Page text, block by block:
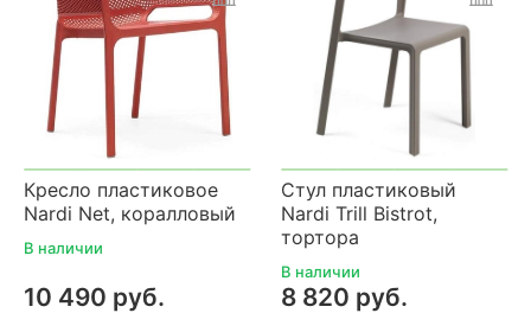
Кресло пластиковое
Nardi Net, коралловый
В наличии
10 490 руб.
Стул пластиковый
Nardi Trill Bistrot,
тортора
В наличии
8 820 руб.